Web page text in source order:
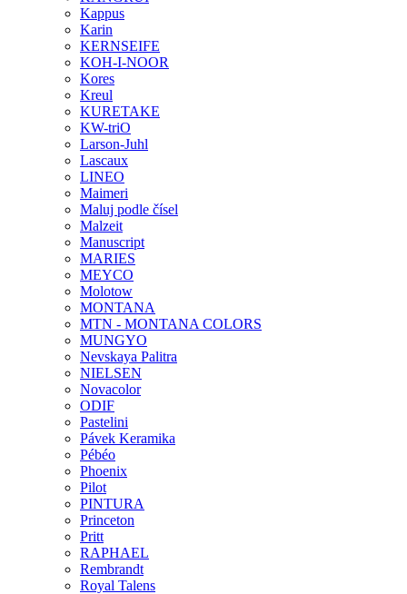
Kappus
Karin
KERNSEIFE
KOH-I-NOOR
Kores
Kreul
KURETAKE
KW-triO
Larson-Juhl
Lascaux
LINEO
Maimeri
Maluj podle čísel
Malzeit
Manuscript
MARIES
MEYCO
Molotow
MONTANA
MTN - MONTANA COLORS
MUNGYO
Nevskaya Palitra
NIELSEN
Novacolor
ODIF
Pastelini
Pávek Keramika
Pébéo
Phoenix
Pilot
PINTURA
Princeton
Pritt
RAPHAEL
Rembrandt
Royal Talens